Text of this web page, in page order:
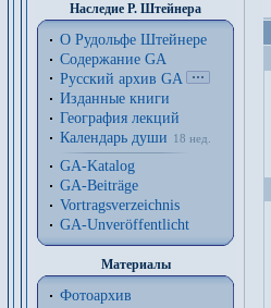
Наследие Р. Штейнера
О Рудольфе Штейнере
Содержание GA
Русский архив GA
Изданные книги
География лекций
Календарь души
18 нед.
GA-Katalog
GA-Beiträge
Vortragsverzeichnis
GA-Unveröffentlicht
Материалы
Фотоархив